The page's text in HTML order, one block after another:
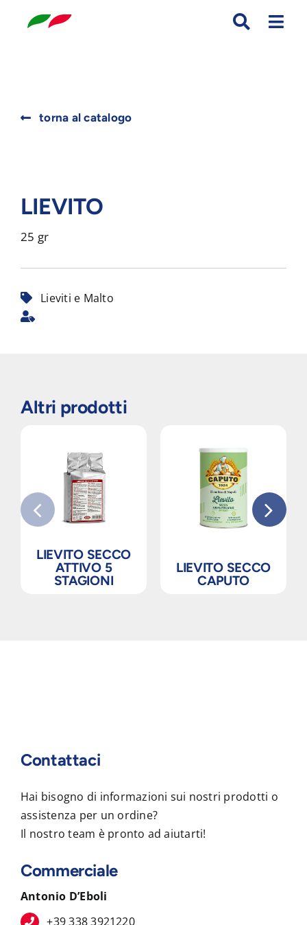
torna al catalogo
LIEVITO
25 gr
Lieviti e Malto
Altri prodotti
LIEVITO SECCO
ATTIVO 5
STAGIONI
LIEVITO SECCO
CAPUTO
Contattaci
Hai bisogno di informazioni sui nostri prodotti o
assistenza per un ordine?
Il nostro team è pronto ad aiutarti!
Commerciale
Antonio D’Eboli
+39 338 3921220
for: